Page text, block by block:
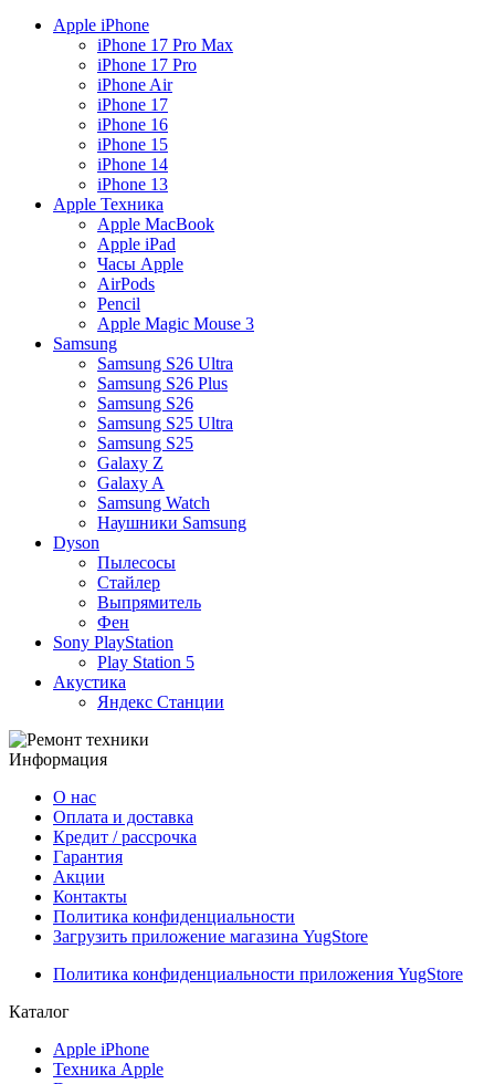
Apple iPhone
iPhone 17 Pro Max
iPhone 17 Pro
iPhone Air
iPhone 17
iPhone 16
iPhone 15
iPhone 14
iPhone 13
Apple Техника
Apple MacBook
Apple iPad
Часы Apple
AirPods
Pencil
Apple Magic Mouse 3
Samsung
Samsung S26 Ultra
Samsung S26 Plus
Samsung S26
Samsung S25 Ultra
Samsung S25
Galaxy Z
Galaxy A
Samsung Watch
Наушники Samsung
Dyson
Пылесосы
Стайлер
Выпрямитель
Фен
Sony PlayStation
Play Station 5
Акустика
Яндекс Станции
Информация
О нас
Оплата и доставка
Кредит / рассрочка
Гарантия
Акции
Контакты
Политика конфиденциальности
Загрузить приложение магазина YugStore
Политика конфиденциальности приложения YugStore
Каталог
Apple iPhone
Техника Apple